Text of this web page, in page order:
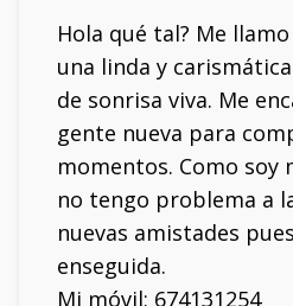
Hola qué tal? Me
una linda y
de sonrisa viva. Me
gente nueva para
momentos. Como soy
no tengo problema a
nuevas amistades
enseguida.
Mi móvil: 674131254